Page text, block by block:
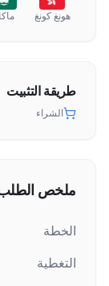
هونغ كونغ
طريقة التثبيت
الشراء
ملخص
الخطة
التغطية